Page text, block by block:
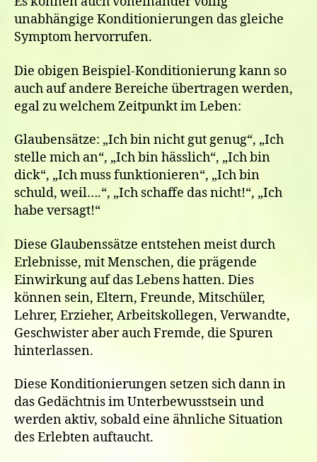
unabhängige Konditionierungen das gleiche
Symptom hervorrufen.
Die obigen Beispiel-Konditionierung kann so
auch auf andere Bereiche übertragen werden,
egal zu welchem Zeitpunkt im Leben:
Glaubensätze: „Ich bin nicht gut genug“, „Ich
stelle mich an“, „Ich bin hässlich“, „Ich bin
dick“, „Ich muss funktionieren“, „Ich bin
schuld, weil….“, „Ich schaffe das nicht!“, „Ich
habe versagt!“
Diese Glaubenssätze entstehen meist durch
Erlebnisse, mit Menschen, die prägende
Einwirkung auf das Lebens hatten. Dies
können sein, Eltern, Freunde, Mitschüler,
Lehrer, Erzieher, Arbeitskollegen, Verwandte,
Geschwister aber auch Fremde, die Spuren
hinterlassen.
Diese Konditionierungen setzen sich dann in
das Gedächtnis im Unterbewusstsein und
werden aktiv, sobald eine ähnliche Situation
des Erlebten auftaucht.